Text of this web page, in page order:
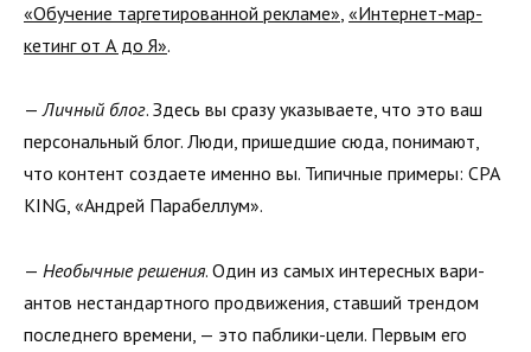
«Обучение таргетированной рекламе», «Интернет-мар­
кетинг от А до Я».
—Личный блог. Здесь вы сразу указываете, что это ваш
персональный блог. Люди, пришедшие сюда, понимают,
что контент создаете именно вы. Типичные примеры: СPA
KING, «Андрей Па­рабеллум».
— Необычные решения. Один из самых интересных вари­
антов нестандартного продвижения, ставший трендом
последнего времени, — это паблики-цели. Первым его